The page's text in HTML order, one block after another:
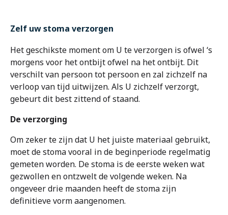
OrthoShop
Onderhoud & herstelling
FAQ
Extranet
Zelf uw stoma verzorgen
Het geschikste moment om U te verzorgen is ofwel ‘s
morgens voor het ontbijt ofwel na het ontbijt. Dit
verschilt van persoon tot persoon en zal zichzelf na
verloop van tijd uitwijzen. Als U zichzelf verzorgt,
gebeurt dit best zittend of staand.
De verzorging
Om zeker te zijn dat U het juiste materiaal gebruikt,
moet de stoma vooral in de beginperiode regelmatig
gemeten worden. De stoma is de eerste weken wat
gezwollen en ontzwelt de volgende weken. Na
ongeveer drie maanden heeft de stoma zijn
definitieve vorm aangenomen.